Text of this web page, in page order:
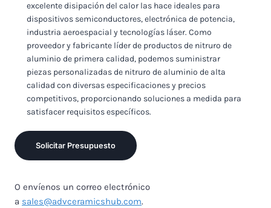
excelente disipación del calor las hace ideales para
dispositivos semiconductores, electrónica de potencia,
industria aeroespacial y tecnologías láser. Como
proveedor y fabricante líder de productos de nitruro de
aluminio de primera calidad, podemos suministrar
piezas personalizadas de nitruro de aluminio de alta
calidad con diversas especificaciones y precios
competitivos, proporcionando soluciones a medida para
satisfacer requisitos específicos.
Solicitar Presupuesto
O envíenos un correo electrónico
a sales@advceramicshub.com.